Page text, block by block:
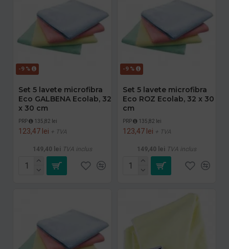
-9 %
Set 5 lavete microfibra
Eco GALBENA Ecolab, 32
x 30 cm
PRP 135,82 lei
123,47 lei + TVA
149,40 lei TVA inclus
-9 %
Set 5 lavete microfibra
Eco ROZ Ecolab, 32 x 30
cm
PRP 135,82 lei
123,47 lei + TVA
149,40 lei TVA inclus